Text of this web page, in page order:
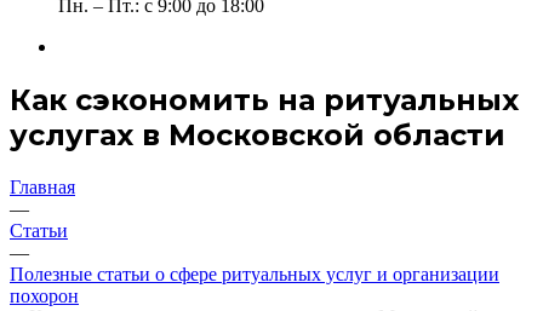
Пн. – Пт.: с 9:00 до 18:00
Как сэкономить на ритуальных
услугах в Московской области
Главная
—
Статьи
—
Полезные статьи о сфере ритуальных услуг и организации
похорон